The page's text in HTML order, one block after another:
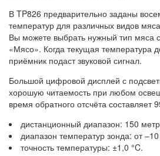
В TP826 предварительно заданы
температур для различных видов
Вы можете выбрать нужный тип мяса
«Мясо». Когда текущая температура
приёмник подаст звуковой сигнал.
Большой цифровой дисплей с
хорошую читаемость при любом
время обратного отсчёта составляет
дистанционный диапазон: 150
диапазон температур зонда: от
точность температуры: ±1,0 °C.